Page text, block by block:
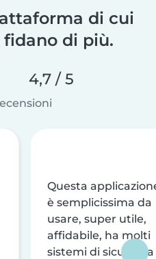
di cui
di più.
4,7 / 5
Questa
è semplicissima da
usare, super utile,
affidabile, ha molti
sistemi di sicurezza